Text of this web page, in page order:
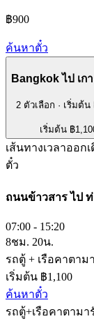
฿900
ค้นหาตั๋ว
Bangkokไป เก
2 ตัวเลือก · เริ่มต้น
เริ่มต้น ฿
เส้นทางเวลาออก
ตั๋ว
ถนนข้าวสารไป ท่
07:00 - 15:20
8ชม. 20น.
รถตู้ + เรือคาตาม
เริ่มต้น ฿1,100
ค้นหาตั๋ว
รถตู้+เรือคาตามา